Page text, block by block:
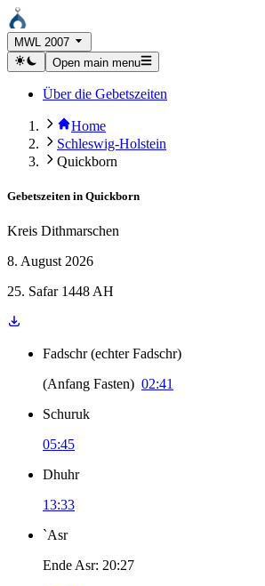
MWL 2007
Open main menu
Über die Gebetszeiten
Home
Schleswig-Holstein
Quickborn
Gebetszeiten in Quickborn
Kreis Dithmarschen
8. August 2026
25. Safar 1448 AH
Fadschr (echter Fadschr)
(Anfang Fasten) 02:41
Schuruk
05:45
Dhuhr
13:33
`Asr
Ende Asr: 20:27